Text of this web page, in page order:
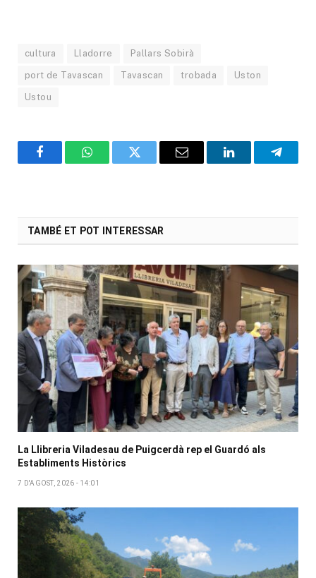
cultura Lladorre Pallars Sobirà
port de Tavascan Tavascan trobada Uston
Ustou
FacebookWhatsAppTwitter Email LinkedIn
TAMBÉ ET POT INTERESSAR
La Llibreria Viladesau de Puigcerdà rep el Guardó als
Establiments Històrics
7 D'AGOST, 2026 - 14:01